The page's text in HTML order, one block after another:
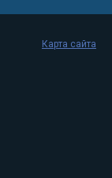
Карта сайта